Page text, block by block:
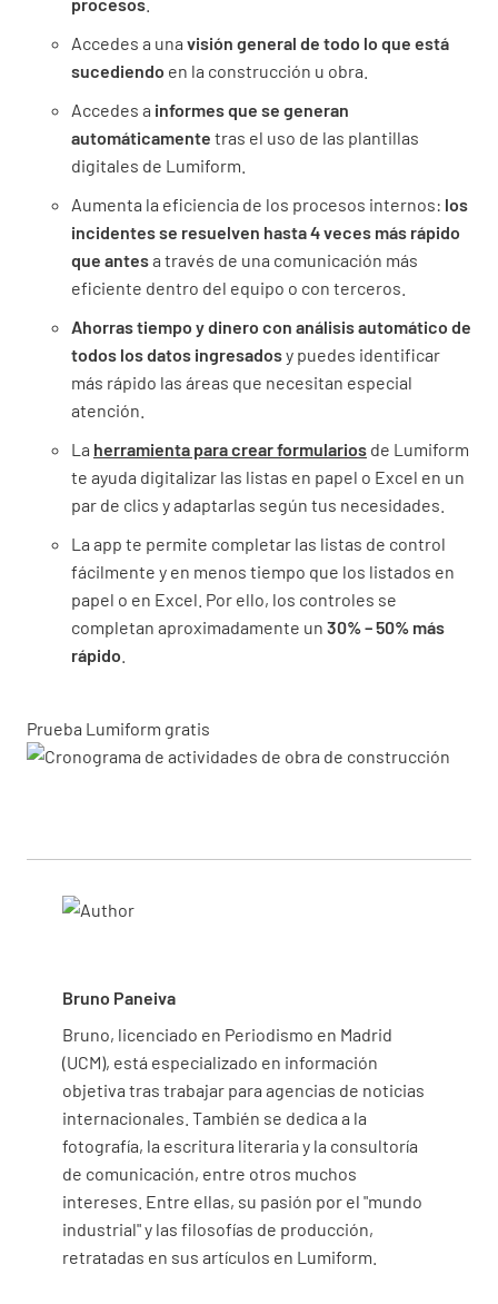
Accedes a una visión general de todo lo que está
sucediendo en la construcción u obra.
Accedes a informes que se generan
automáticamente tras el uso de las plantillas
digitales de Lumiform.
Aumenta la eficiencia de los procesos internos: los
incidentes se resuelven hasta 4 veces más rápido
que antesa través de una comunicación más
eficiente dentro del equipo o con terceros.
Ahorras tiempo y dinero con análisis automático de
todos los datos ingresadosy puedes identificar
más rápido las áreas que necesitan especial
atención.
La herramienta para crear formularios de Lumiform
te ayuda digitalizar las listas en papel o Excel en un
par de clics y adaptarlas según tus necesidades.
La app te permite completar las listas de control
fácilmente y en menos tiempo que los listados en
papel o en Excel. Por ello, los controles se
completan aproximadamente un 30% – 50% más
rápido
Prueba Lumiform gratis
Bruno Paneiva
Bruno, licenciado en Periodismo en Madrid
(UCM), está especializado en información
objetiva tras trabajar para agencias de noticias
internacionales. También se dedica a la
fotografía, la escritura literaria y la consultoría
de comunicación, entre otros muchos
intereses. Entre ellas, su pasión por el "mundo
industrial" y las filosofías de producción,
retratadas en sus artículos en Lumiform.